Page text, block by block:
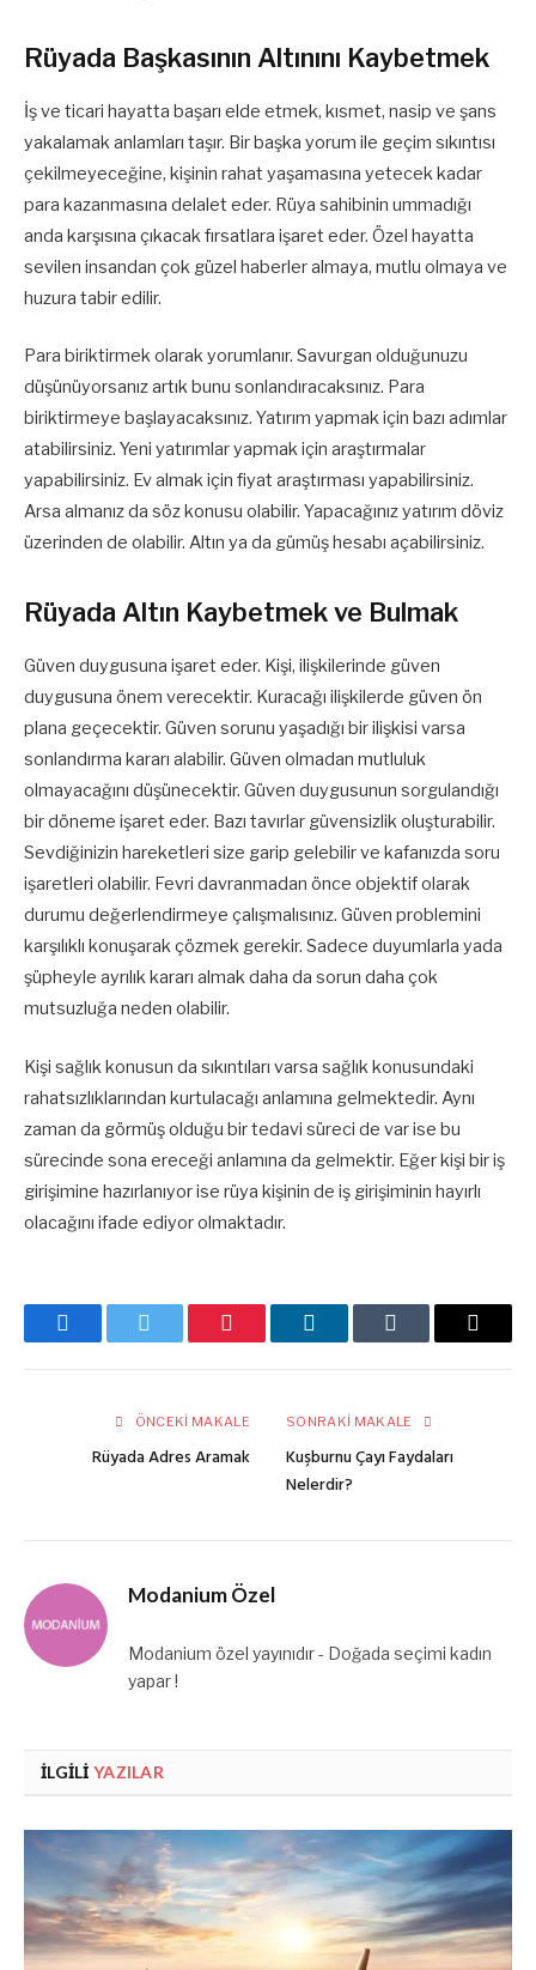
Rüyada Başkasının Altınını Kaybetmek
İş ve ticari hayatta başarı elde etmek, kısmet, nasip ve şans
yakalamak anlamları taşır. Bir başka yorum ile geçim sıkıntısı
çekilmeyeceğine, kişinin rahat yaşamasına yetecek kadar
para kazanmasına delalet eder. Rüya sahibinin ummadığı
anda karşısına çıkacak fırsatlara işaret eder. Özel hayatta
sevilen insandan çok güzel haberler almaya, mutlu olmaya ve
huzura tabir edilir.
Para biriktirmek olarak yorumlanır. Savurgan olduğunuzu
düşünüyorsanız artık bunu sonlandıracaksınız. Para
biriktirmeye başlayacaksınız. Yatırım yapmak için bazı adımlar
atabilirsiniz. Yeni yatırımlar yapmak için araştırmalar
yapabilirsiniz. Ev almak için fiyat araştırması yapabilirsiniz.
Arsa almanız da söz konusu olabilir. Yapacağınız yatırım döviz
üzerinden de olabilir. Altın ya da gümüş hesabı açabilirsiniz.
Rüyada Altın Kaybetmek ve Bulmak
Güven duygusuna işaret eder. Kişi, ilişkilerinde güven
duygusuna önem verecektir. Kuracağı ilişkilerde güven ön
plana geçecektir. Güven sorunu yaşadığı bir ilişkisi varsa
sonlandırma kararı alabilir. Güven olmadan mutluluk
olmayacağını düşünecektir. Güven duygusunun sorgulandığı
bir döneme işaret eder. Bazı tavırlar güvensizlik oluşturabilir.
Sevdiğinizin hareketleri size garip gelebilir ve kafanızda soru
işaretleri olabilir. Fevri davranmadan önce objektif olarak
durumu değerlendirmeye çalışmalısınız. Güven problemini
karşılıklı konuşarak çözmek gerekir. Sadece duyumlarla yada
şüpheyle ayrılık kararı almak daha da sorun daha çok
mutsuzluğa neden olabilir.
Kişi sağlık konusun da sıkıntıları varsa sağlık konusundaki
rahatsızlıklarından kurtulacağı anlamına gelmektedir. Aynı
zaman da görmüş olduğu bir tedavi süreci de var ise bu
sürecinde sona ereceği anlamına da gelmektir. Eğer kişi bir iş
girişimine hazırlanıyor ise rüya kişinin de iş girişiminin hayırlı
olacağını ifade ediyor olmaktadır.
FacebookTwitter Pinterest LinkedInTumblr
E-
ÖNCEKI MAKALE
Rüyada Adres Aramak
SONRAKI MAKALE
Kuşburnu Çayı Faydaları
Nelerdir?
Modanium Özel
Modanium özel yayınıdır - Doğada seçimi kadın
yapar !
İLGILI YAZILAR